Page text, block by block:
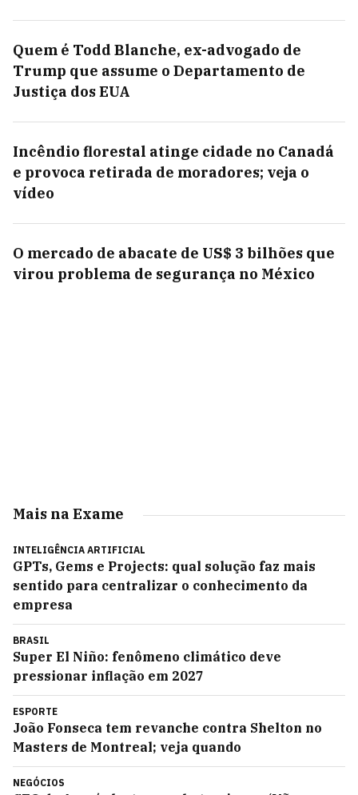
Quem é Todd Blanche, ex-advogado de
Trump que assume o Departamento de
Justiça dos EUA
Incêndio florestal atinge cidade no Canadá
e provoca retirada de moradores; veja o
vídeo
O mercado de abacate de US$ 3 bilhões que
virou problema de segurança no México
Mais na Exame
INTELIGÊNCIA ARTIFICIAL
GPTs, Gems e Projects: qual solução faz mais
sentido para centralizar o conhecimento da
empresa
BRASIL
Super El Niño: fenômeno climático deve
pressionar inflação em 2027
ESPORTE
João Fonseca tem revanche contra Shelton no
Masters de Montreal; veja quando
NEGÓCIOS